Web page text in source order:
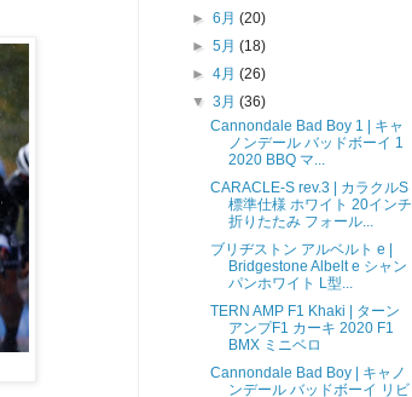
►6月(20)
►5月(18)
►4月(26)
▼3月(36)
Cannondale Bad Boy 1 | キャ
ノンデール バッドボーイ 1
2020 BBQ マ...
CARACLE-S rev.3 | カラクルS
標準仕様 ホワイト 20インチ
折りたたみ フォール...
ブリヂストン アルベルト e |
Bridgestone Albelt e シャン
パンホワイト L型...
TERN AMP F1 Khaki | ターン
アンプF1 カーキ 2020 F1
BMX ミニベロ
Cannondale Bad Boy | キャノ
ンデール バッドボーイ リビ